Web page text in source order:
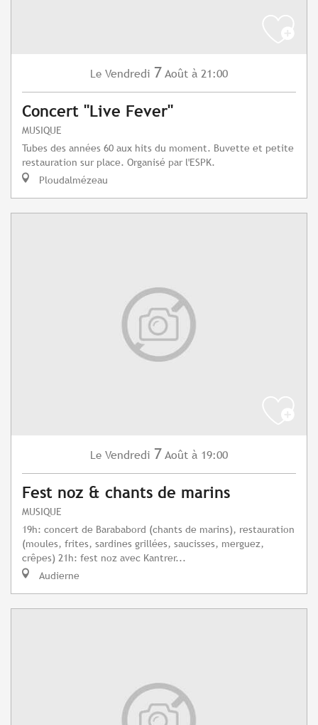
Le Vendredi 7 Août à 21:00
Concert "Live Fever"
MUSIQUE
Tubes des années 60 aux hits du moment. Buvette et petite
restauration sur place. Organisé par l'ESPK.
Ploudalmézeau
Le Vendredi 7 Août à 19:00
Fest noz & chants de marins
MUSIQUE
19h: concert de Barababord (chants de marins), restauration
(moules, frites, sardines grillées, saucisses, merguez,
crêpes) 21h: fest noz avec Kantrer...
Audierne